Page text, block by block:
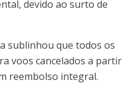
devido ao surto de
sublinhou que todos os
voos cancelados a partir
reembolso integral.